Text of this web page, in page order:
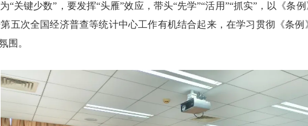
“关键少数”，要发挥“头雁”效应，带头“先学”“活用”“抓实”，以《条
五次全国经济普查等统计中心工作有机结合起来，在学习贯彻《条
围。